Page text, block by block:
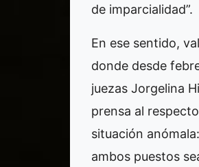
de imparcialidad”.
En ese sentido,
donde desde
juezas Jorgelina
prensa al
situación
ambos puestos